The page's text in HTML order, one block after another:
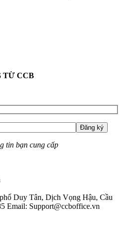
TỪ CCB
tin bạn cung cấp
Duy Tân, Dịch Vọng Hậu, Cầu
Email: Support@ccboffice.vn